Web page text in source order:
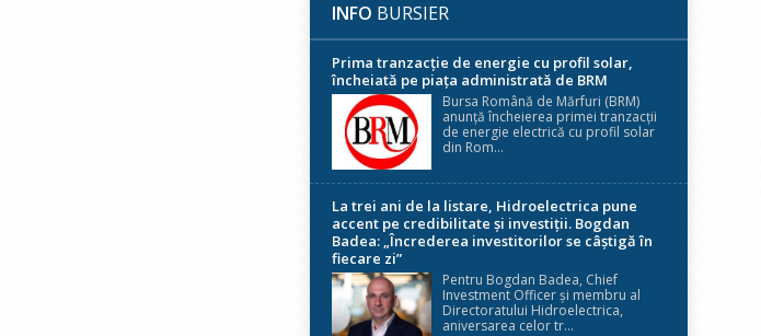
INFO BURSIER
Prima tranzacție de energie cu profil solar,
încheiată pe piața administrată de BRM
Bursa Română de Mărfuri (BRM)
anunță încheierea primei tranzacții
de energie electrică cu profil solar
din Rom...
La trei ani de la listare, Hidroelectrica pune
accent pe credibilitate și investiții. Bogdan
Badea: „Încrederea investitorilor se câștigă în
fiecare zi”
Pentru Bogdan Badea, Chief
Investment Officer și membru al
Directoratului Hidroelectrica,
aniversarea celor tr...